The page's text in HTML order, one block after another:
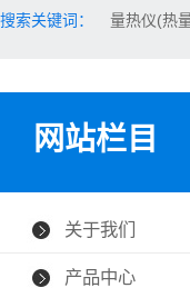
搜索关键词： 量热仪(热
网站栏目
关于我们
产品中心